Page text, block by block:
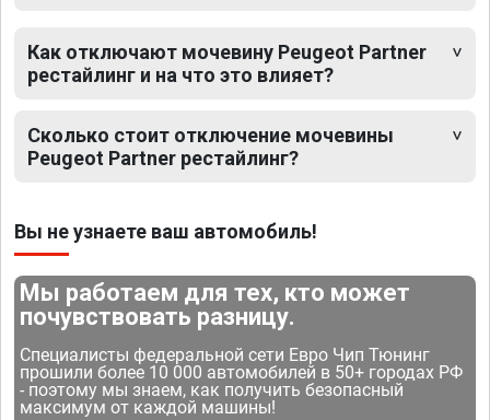
Как отключают мочевину Peugeot Partner
рестайлинг и на что это влияет?
Сколько стоит отключение мочевины
Peugeot Partner рестайлинг?
Вы не узнаете ваш автомобиль!
Мы работаем для тех, кто может
почувствовать разницу.
Специалисты федеральной сети Евро Чип Тюнинг
прошили более 10 000 автомобилей в 50+ городах РФ
- поэтому мы знаем, как получить безопасный
максимум от каждой машины!